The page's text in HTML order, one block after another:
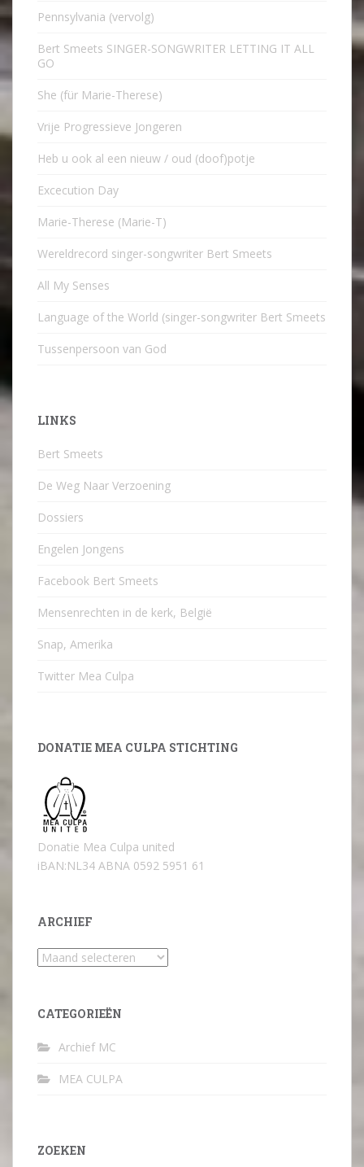
Pennsylvania (vervolg)
Bert Smeets SINGER-SONGWRITER LETTING IT ALL
GO
She (für Marie-Therese)
Vrije Progressieve Jongeren
Heb u ook al een nieuw / oud (doof)potje
Excecution Day
Marie-Therese (Marie-T)
Wereldrecord singer-songwriter Bert Smeets
All My Senses
Language of the World (singer-songwriter Bert Smeets
Tussenpersoon van God
LINKS
Bert Smeets
De Weg Naar Verzoening
Dossiers
Engelen Jongens
Facebook Bert Smeets
Mensenrechten in de kerk, België
Snap, Amerika
Twitter Mea Culpa
DONATIE MEA CULPA STICHTING
Donatie Mea Culpa united
iBAN:NL34 ABNA 0592 5951 61
ARCHIEF
Archief
CATEGORIEËN
Archief MC
MEA CULPA
ZOEKEN